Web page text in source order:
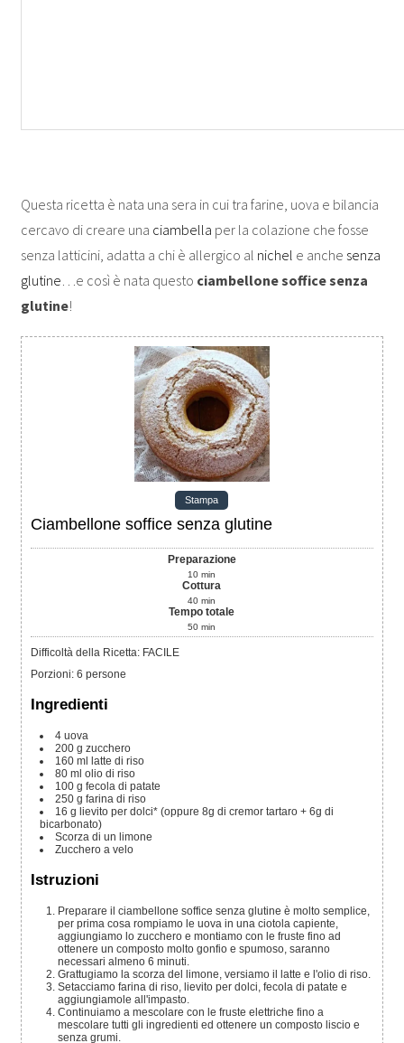
Questa ricetta è nata una sera in cui tra farine, uova e bilancia
cercavo di creare una ciambella per la colazione che fosse
senza latticini, adatta a chi è allergico al nichel e anche senza
glutine…e così è nata questo ciambellone soffice senza
glutine!
Stampa
Ciambellone soffice senza glutine
Preparazione
10 min
Cottura
40 min
Tempo totale
50 min
Difficoltà della Ricetta: FACILE
Porzioni:6 persone
Ingredienti
4 uova
200 g zucchero
160 ml
latte di riso
80 ml olio di riso
100 g fecola di patate
250 g farina di riso
16 g lievito per dolci* (oppure 8g di cremor tartaro + 6g di
bicarbonato)
Scorza di un limone
Zucchero a velo
Istruzioni
Preparare il ciambellone soffice senza glutine è molto semplice,
per prima cosa rompiamo le uova in una ciotola capiente,
aggiungiamo lo zucchero e montiamo con le fruste fino ad
ottenere un composto molto gonfio e spumoso, saranno
necessari almeno 6 minuti.
Grattugiamo la scorza del limone, versiamo il latte e l'olio di riso.
Setacciamo farina di riso, lievito per dolci, fecola di patate e
aggiungiamole all'impasto.
Continuiamo a mescolare con le fruste elettriche fino a
mescolare tutti gli ingredienti ed ottenere un composto liscio e
senza grumi.